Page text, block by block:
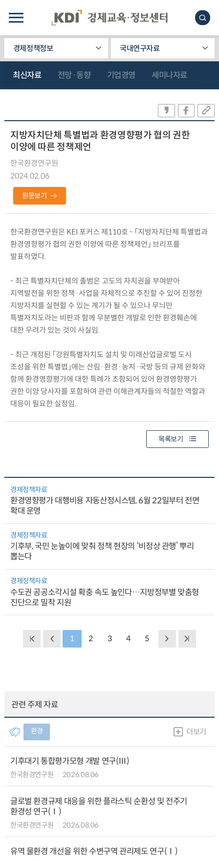
경제정책정보 국내연구자료
최신자료 전망·동향 기업경영 세미나자료
지방자치단체 특별법과 환경영향평가 협의 권한
이양에 따른 정책제언
한국환경연구원
2024.02.06
원문보기
한국환경연구원은 KEI 포커스 제110호 - 「지방자치단체 특별법과
환경영향평가 협의 권한 이양에 따른 정책제언」 브리프를
발표하였다.
- 최근 특별자치단체의 출범은 고도의 자치권을 부여받아
지역발전을 위한 정책·사업을 자체적으로 추진할 수 있어 진정한
지방자치를 실현할 수 있는 계기가 될 수 있으나 무늬만
특별자치도라는 비판과 함께 무분별한 개발로 인한 환경훼손에
대한 우려가 있는 것이 사실임.
- 최근 개정된 「강원특별자치도 설치 및 미래산업글로벌 도시
조성을 위한 특별법」에는 산림·환경·농지·국방 등의 규제 완화와
함께 환경영향평가에 대한 특례가 초함되어 있어 환경영향평가
권한 이양 당사자를 포함하여 관련 이해관계자들의 적절한 역할과
대응이 필요한 실정임.
목록보기
경제정책자료
환경영향평가 대행비용 자동산정시스템, 6월 22일부터 전면
확대 운영
경제정책자료
기후부, 국민 눈높이에 맞춰 정책 현장의 ‘비정상 관행’ 뿌리
뽑는다
경제정책자료
수도권 공공소각시설 확충 속도 높인다…지방정부별 맞춤형
진단으로 밀착 지원
1 2 3 4 5
관련 주제 자료
환경 더보기
기후대기 통합평가모형 개발 연구(Ⅲ)
한국환경연구원 2026.08.06
글로벌 환경규제 대응을 위한 플라스틱 순환성 및 전주기
환경성 연구(Ⅰ)
한국환경연구원 2026.08.06
유역 물환경 개선을 위한 수변구역 관리제도 연구(Ⅰ)